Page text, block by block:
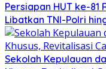
Persiapan HUT ke-81
Libatkan TNI-Polri
Sekolah Kepulauan